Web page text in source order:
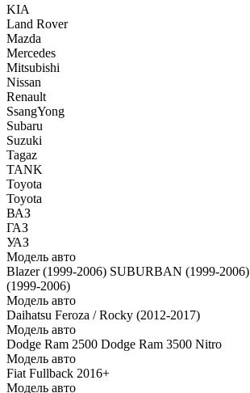
KIA
Land Rover
Mazda
Mercedes
Mitsubishi
Nissan
Renault
SsangYong
Subaru
Suzuki
Tagaz
TANK
Toyota
Toyota
ВАЗ
ГАЗ
УАЗ
Модель авто
Blazer (1999-2006) SUBURBAN (1999-2006)
(1999-2006)
Модель авто
Daihatsu Feroza / Rocky (2012-2017)
Модель авто
Dodge Ram 2500 Dodge Ram 3500 Nitro
Модель авто
Fiat Fullback 2016+
Модель авто